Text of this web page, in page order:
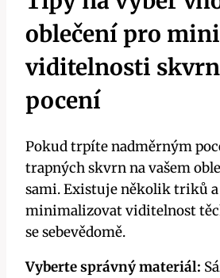
oblečení pro
viditelnosti
pocení
Pokud trpíte nadměrným
trapných skvrn na vašem
sami. Existuje několik triků
minimalizovat viditelnost
se sebevědomě.
Vyberte správný materiál: